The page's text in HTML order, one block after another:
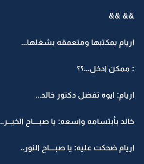
&& &&
اريام بمكتبها ومتعمقه بشغلها...
: ممكن ادخل...؟؟
اريام: ايوه تفضل دكتور خالد...
خالد بأبتسامه واسعه: يا صبــــاح الخيـــر..
اريام ضحكت عليه: يا صبــــاح النور..